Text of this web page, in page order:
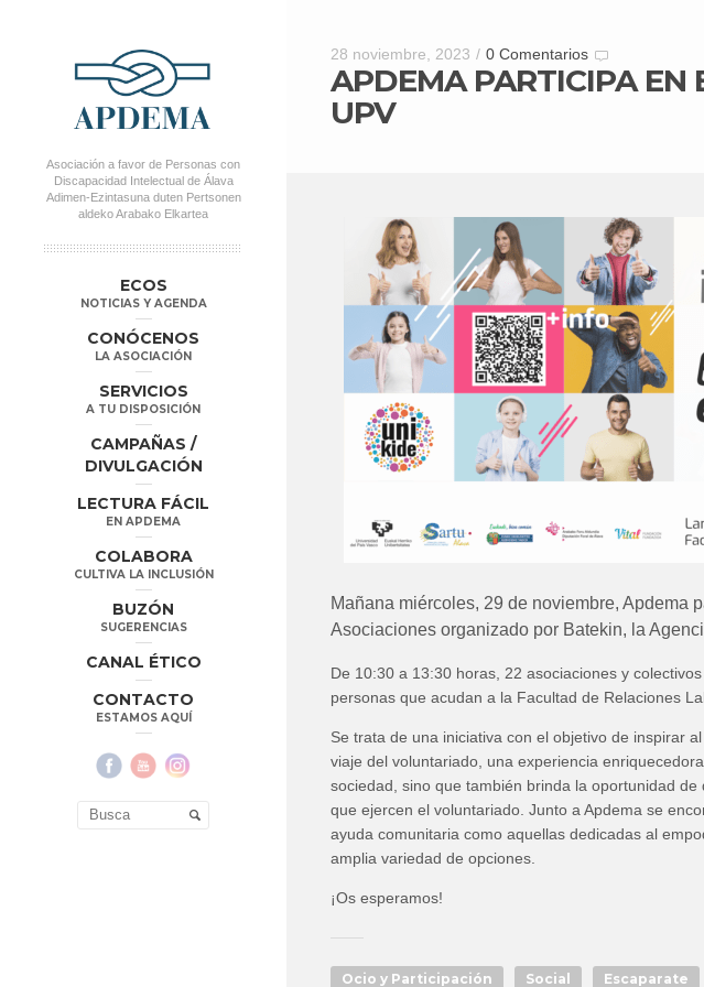
Asociación a favor de Personas con
Discapacidad Intelectual de Álava
Adimen-Ezintasuna duten Pertsonen
aldeko Arabako Elkartea
contenido
contenido
ECOS
NOTICIAS Y AGENDA
CONÓCENOS
LA ASOCIACIÓN
SERVICIOS
A TU DISPOSICIÓN
CAMPAÑAS /
DIVULGACIÓN
LECTURA FÁCIL
EN APDEMA
COLABORA
CULTIVA LA INCLUSIÓN
BUZÓN
SUGERENCIAS
CANAL ÉTICO
CONTACTO
ESTAMOS AQUÍ
28 noviembre, 2023 / 0 Comentarios
APDEMA PARTICIPA EN
UPV
Mañana miércoles, 29 de noviembre, Apdema
Asociaciones organizado por Batekin, la
De 10:30 a 13:30 horas, 22 asociaciones y
personas que acudan a la Facultad de Relaciones
Se trata de una iniciativa con el objetivo de inspirar
viaje del voluntariado, una experiencia
sociedad, sino que también brinda la oportunidad
que ejercen el voluntariado. Junto a Apdema se
ayuda comunitaria como aquellas dedicadas al
amplia variedad de opciones.
¡Os esperamos!
Ocio y Participación Social Escaparate